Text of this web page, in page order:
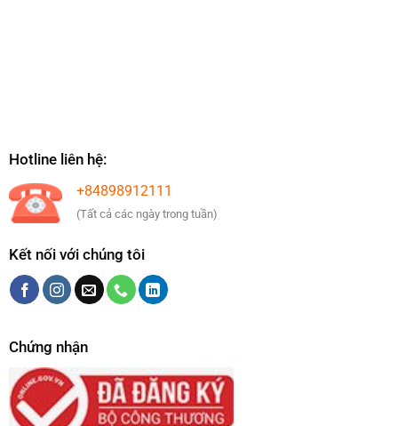
Hotline liên hệ:
+84898912111
(Tất cả các ngày trong tuần)
Kết nối với chúng tôi
Chứng nhận